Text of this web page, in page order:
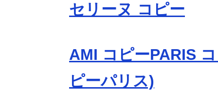
セリーヌ コピー
AMI コピーPARIS
ピーパリス)